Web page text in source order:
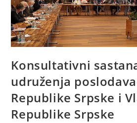
Konsultativni
udruženja
Republike Srpske i
Republike Srpske